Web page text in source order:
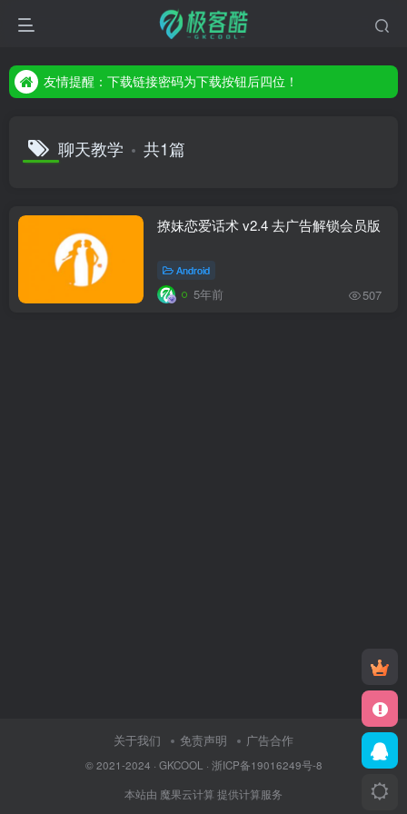
友情提醒：下载链接密码为下载按钮后四位！
友情提醒：下载链接密码为下载按钮后四位！
聊天教学 共1篇
撩妹恋爱话术 v2.4 去广告解锁会员版
Android
5年前 507
关于我们 免责声明 广告合作
© 2021-2024 · GKCOOL · 浙ICP备19016249号-8
本站由 魔果云计算 提供计算服务